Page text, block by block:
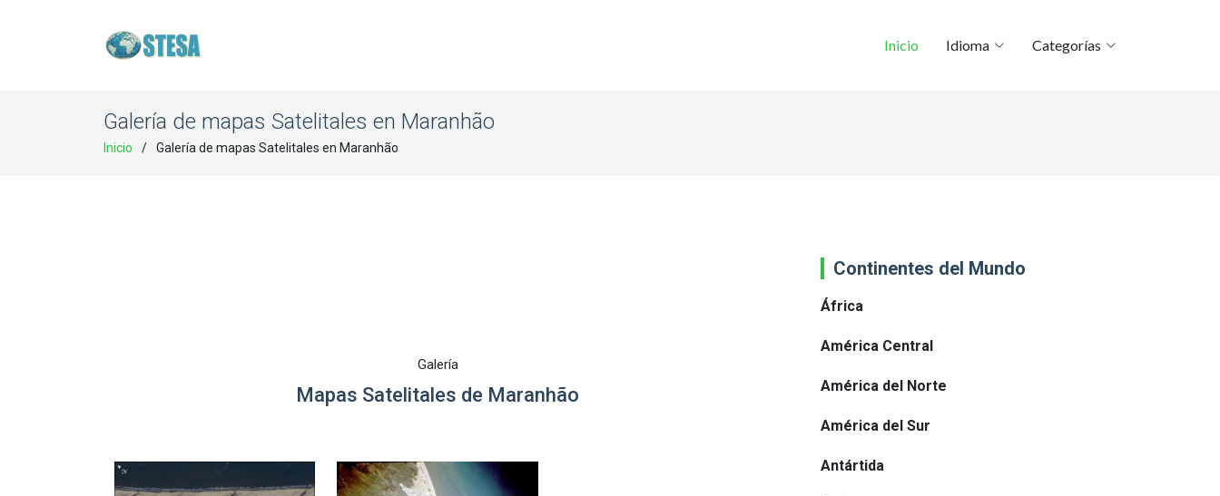
Inicio Idioma Categorías
Galería de mapas Satelitales en Maranhão
Inicio Galería de mapas Satelitales en Maranhão
Galería
Mapas Satelitales de Maranhão
Continentes del Mundo
África
América Central
América del Norte
América del Sur
Antártida